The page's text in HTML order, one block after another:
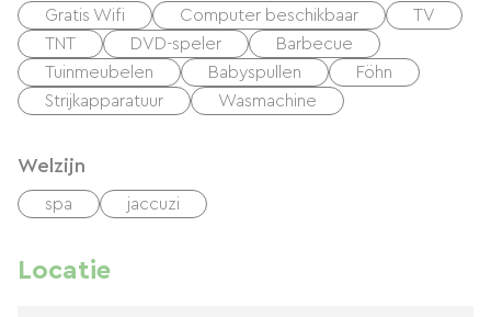
Gratis Wifi Computer beschikbaar
TV
TNT
DVD-speler
Barbecue
Tuinmeubelen
Babyspullen
Föhn
Strijkapparatuur
Wasmachine
Welzijn
spa jaccuzi
Locatie